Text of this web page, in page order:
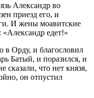
Александр во
приезд его, и
И жены моавитские
«Александр едет!»
в Орду, и благословил
Батый, и поразился, и
сказали, что нет князя,
он отпустил